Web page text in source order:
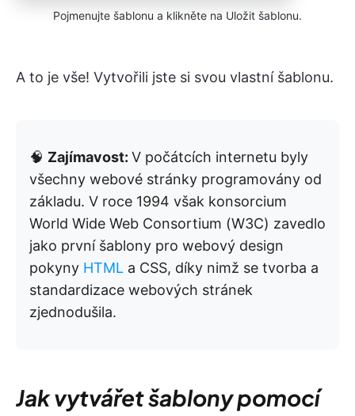
Pojmenujte šablonu a klikněte na Uložit šablonu.
A to je vše! Vytvořili jste si svou vlastní šablonu.
🧠 Zajímavost: V počátcích internetu byly
všechny webové stránky programovány od
základu. V roce 1994 však konsorcium
World Wide Web Consortium (W3C) zavedlo
jako první šablony pro webový design
pokyny HTML a CSS, díky nimž se tvorba a
standardizace webových stránek
zjednodušila.
Jak vytvářet šablony pomocí